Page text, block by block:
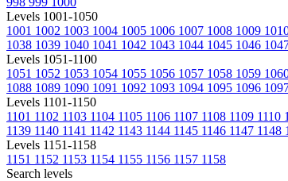
Levels 1001-1050
1001 1002 1003 1004 1005 1006 1007 1008 1009
1038 1039 1040 1041 1042 1043 1044 1045 1046
Levels 1051-1100
1051 1052 1053 1054 1055 1056 1057 1058 1059
1088 1089 1090 1091 1092 1093 1094 1095 1096
Levels 1101-1150
1101 1102 1103 1104 1105 1106 1107 1108 1109 1110
1139 1140 1141 1142 1143 1144 1145 1146 1147 1148
Levels 1151-1158
1151 1152 1153 1154 1155 1156 1157 1158
Search levels